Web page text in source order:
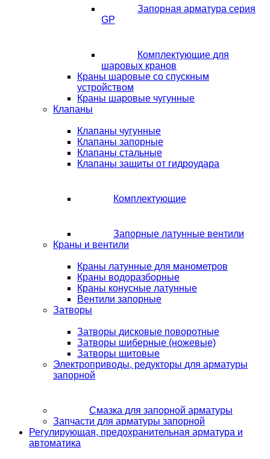
Запорная арматура серия
GP
Комплектующие для
шаровых кранов
Краны шаровые со спускным
устройством
Краны шаровые чугунные
Клапаны
Клапаны чугунные
Клапаны запорные
Клапаны стальные
Клапаны защиты от гидроудара
Комплектующие
Запорные латунные вентили
Краны и вентили
Краны латунные для манометров
Краны водоразборные
Краны конусные латунные
Вентили запорные
Затворы
Затворы дисковые поворотные
Затворы шиберные (ножевые)
Затворы щитовые
Электроприводы, редукторы для арматуры
запорной
Смазка для запорной арматуры
Запчасти для арматуры запорной
Регулирующая, предохранительная арматура и
автоматика